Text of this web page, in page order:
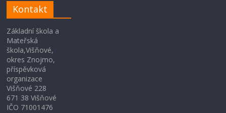
Kontakt
Základní škola a
Mateřská
škola,Višňové,
okres Znojmo,
příspěvková
organizace
Višňové 228
671 38 Višňové
IČO 71001476